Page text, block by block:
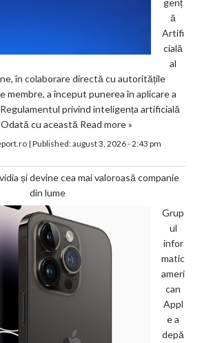
genț
ă
Artifi
cială
al
în colaborare directă cu autoritățile
membre, a început punerea în aplicare a
privind inteligența artificială
cu această Read more »
| Published:august 3, 2026 - 2:43 pm
și devine cea mai valoroasă companie
din lume
Grup
ul
infor
matic
ameri
can
Appl
e a
depă